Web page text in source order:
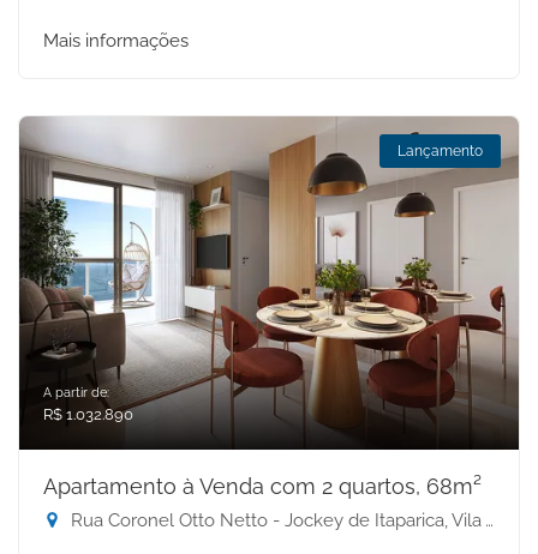
Mais informações
Lançamento
A partir de:
R$ 1.032.890
Apartamento à Venda com 2 quartos, 68m²
Rua Coronel Otto Netto - Jockey de Itaparica, Vila Velha-ES